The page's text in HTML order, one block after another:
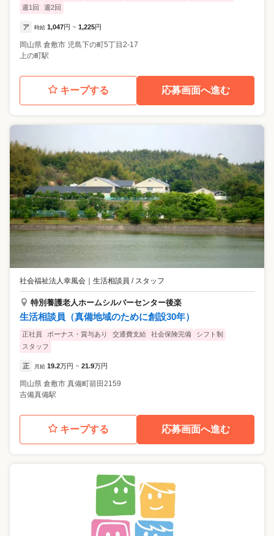
週1回
週2回
ア 時給 1,047円 ~ 1,225円
岡山県 倉敷市 児島下の町5丁目2-17
上の町駅
キープする 応募画面へ進む
社会福祉法人幸風会 ｜ 生活相談員 / スタッフ
特別養護老人ホームシルバーセンター後楽
生活相談員（真備地域のために創設30年）
正社員 ボーナス・賞与あり 交通費支給 社会保険完備
シフト制
スタッフ
正 月給 19.2万円 ~ 21.9万円
岡山県 倉敷市 真備町箭田2159
吉備真備駅
キープする 応募画面へ進む